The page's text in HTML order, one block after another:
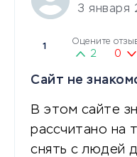
3 января
1
Оцените
2 0
Сайт не
В этом сайте
рассчитано на
снять с людей